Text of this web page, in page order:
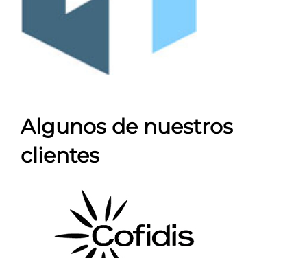
Algunos de nuestros
clientes